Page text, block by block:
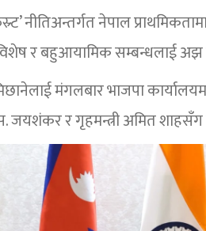
नीतिअन्तर्गत नेपाल
र बहुआयामिक सम्बन्धलाई अझ
मंगलबार भाजपा
जयशंकर र गृहमन्त्री अमित शाहसँग